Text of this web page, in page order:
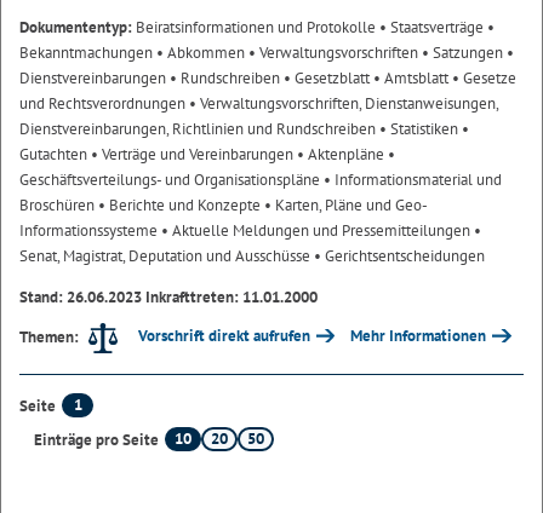
Dokumententyp: Beiratsinformationen und Protokolle • Staatsverträge •
Bekanntmachungen • Abkommen • Verwaltungsvorschriften • Satzungen •
Dienstvereinbarungen • Rundschreiben • Gesetzblatt• Amtsblatt• Gesetze
und Rechtsverordnungen • Verwaltungsvorschriften, Dienstanweisungen,
Dienstvereinbarungen, Richtlinien und Rundschreiben • Statistiken •
Gutachten • Verträge und Vereinbarungen • Aktenpläne •
Geschäftsverteilungs- und Organisationspläne • Informationsmaterial und
Broschüren • Berichte und Konzepte • Karten, Pläne und Geo-
Informationssysteme • Aktuelle Meldungen und Pressemitteilungen •
Senat, Magistrat, Deputation und Ausschüsse • Gerichtsentscheidungen
Stand: 26.06.2023 Inkrafttreten: 11.01.2000
Themen:
Vorschrift direkt aufrufen Mehr Informationen
Seite
1
Einträge pro Seite
10 20 50